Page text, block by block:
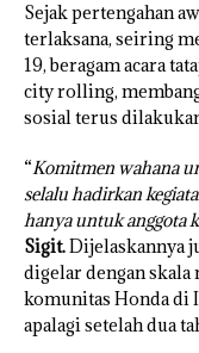
Sejak pertengahan
terlaksana, seiring
19, beragam acara
city rolling,
sosial terus
“Komitmen wahana
selalu hadirkan
hanya untuk anggota
Sigit.Dijelaskannya
digelar dengan skala
komunitas Honda di
apalagi setelah dua